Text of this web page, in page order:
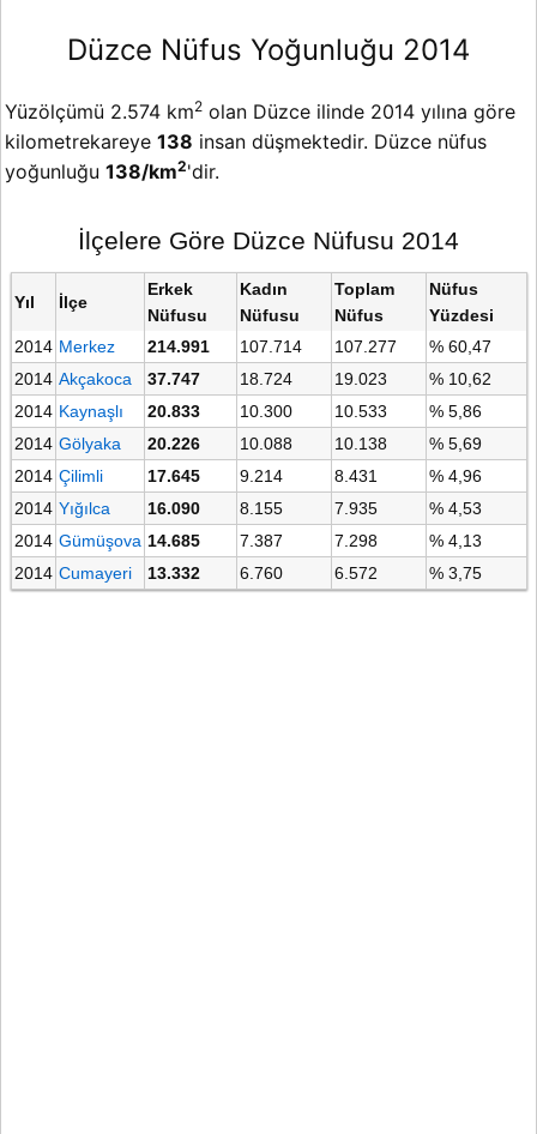
Düzce Nüfus Yoğunluğu 2014
Yüzölçümü 2.574 km2 olan Düzce ilinde 2014 yılına göre
kilometrekareye 138 insan düşmektedir. Düzce nüfus
yoğunluğu 138/km2'dir.
İlçelere Göre Düzce Nüfusu 2014
Yıl İlçe
Erkek
Nüfusu
Kadın
Nüfusu
Toplam
Nüfus
Nüfus
Yüzdesi
2014 Merkez 214.991 107.714 107.277
% 60,47
2014 Akçakoca 37.747 18.724 19.023
% 10,62
2014 Kaynaşlı 20.833 10.300 10.533
% 5,86
2014 Gölyaka 20.226 10.088 10.138
% 5,69
2014 Çilimli 17.645 9.214 8.431
% 4,96
2014 Yığılca 16.090 8.155 7.935
% 4,53
2014 Gümüşova 14.685 7.387 7.298
% 4,13
2014 Cumayeri 13.332 6.760 6.572 % 3,75